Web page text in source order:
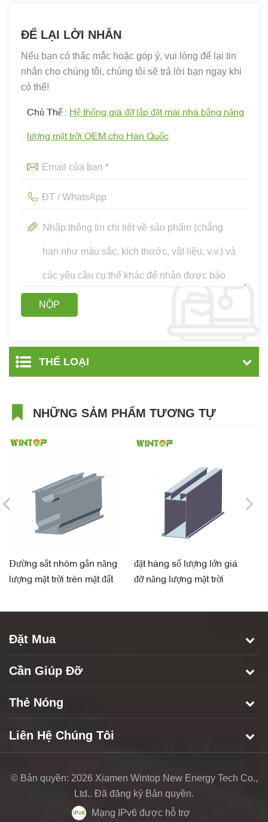
ĐỂ LẠI LỜI NHẮN
Nếu bạn có thắc mắc hoặc góp ý, vui lòng để lại tin
nhắn cho chúng tôi, chúng tôi sẽ trả lời bạn ngay khi
có thể!
Chủ Thể : Hệ thống giá đỡ lắp đặt mái nhà bằng năng
lượng mặt trời OEM cho Hàn Quốc
THỂ LOẠI
NHỮNG SẢM PHẨM TƯƠNG TỰ
Đường sắt nhôm gắn năng
lượng mặt trời trên mặt đất
đặt hàng số lượng lớn giá
đỡ năng lượng mặt trời
hàng bằng nhôm
Đặt Mua
Cần Giúp Đỡ
Thẻ Nóng
Liên Hệ Chúng Tôi
© Bản quyền: 2026 Xiamen Wintop New Energy Tech Co.,
Ltd.. Đã đăng ký Bản quyền.
Mạng IPv6 được hỗ trợ